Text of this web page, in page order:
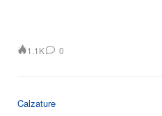
1.1K 0
Calzature